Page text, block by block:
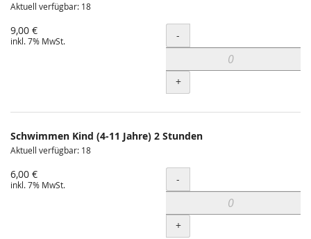
Aktuell verfügbar: 18
9,00 €
inkl. 7% MwSt. Menge
-
+
Schwimmen Kind (4-11 Jahre) 2 Stunden
Aktuell verfügbar: 18
6,00 €
inkl. 7% MwSt. Menge
-
+